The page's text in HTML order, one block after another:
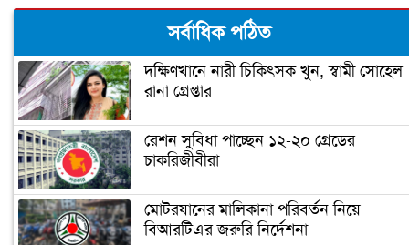
ঝালকাঠিতে পিলার চোরাচালান চক্রের ৮
সদস্য আটক
নারায়ণগঞ্জে গুদাম পরিষ্কার করতে গিয়ে ২
নারায়ণগঞ্জ পাসপোর্ট অফিসে ভাঙচুর,
কানাডা প্রবাসী আটক
সর্বাধিক পঠিত
দক্ষিণখানে নারী চিকিৎসক খুন, স্বামী সোহেল
রানা গ্রেপ্তার
রেশন সুবিধা পাচ্ছেন ১২-২০ গ্রেডের
চাকরিজীবীরা
মোটরযানের মালিকানা পরিবর্তন নিয়ে
বিআরটিএর জরুরি নির্দেশনা